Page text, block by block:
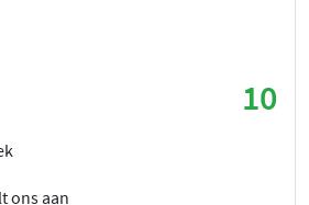
10
ons aan